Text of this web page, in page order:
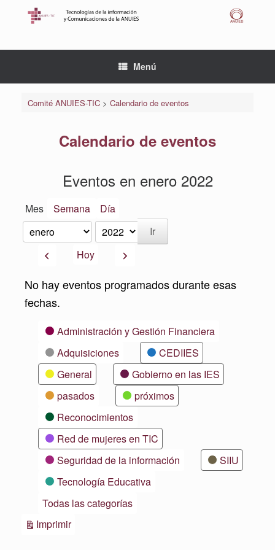
Menú
Comité ANUIES-TIC> Calendario de eventos
Calendario de eventos
Eventos en enero 2022
Mes Semana Día
Mes
Año
AnteriorHoy Siguiente
No hay eventos programados durante esas
fechas.
CategoríasAdministración y Gestión Financiera
Adquisiciones
CEDIIES
General
Gobierno en las IES
pasados
próximos
Reconocimientos
Red de mujeres en TIC
Seguridad de la información
SIIU
Tecnología Educativa
Todas las categorías
ImprimirVistas